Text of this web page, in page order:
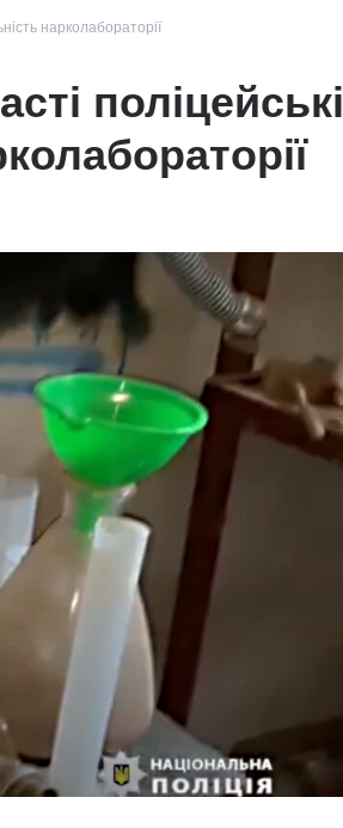
нарколабораторії
поліцейські